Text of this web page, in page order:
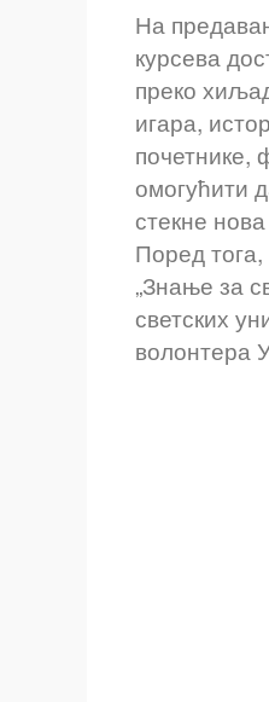
На
курсева
преко
игара,
почетнике,
омогућити
стекне
Поред
„Знање за
светских
волонтера